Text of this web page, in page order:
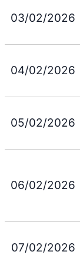
03/02/2026
04/02/2026
05/02/2026
06/02/2026
07/02/2026